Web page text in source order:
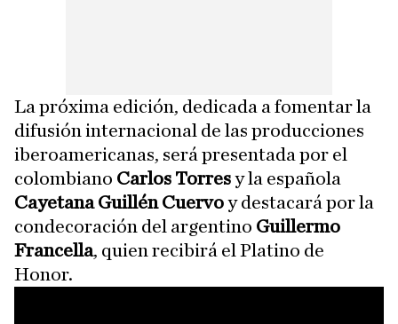
La próxima edición, dedicada a fomentar la
difusión internacional de las producciones
iberoamericanas, será presentada por el
colombiano Carlos Torresy la española
Cayetana Guillén Cuervoy destacará por la
condecoración del argentino Guillermo
Francella, quien recibirá el Platino de
Honor.